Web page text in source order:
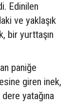
Edinilen
ve yaklaşık
bir yurttaşın
paniğe
giren inek,
yatağına